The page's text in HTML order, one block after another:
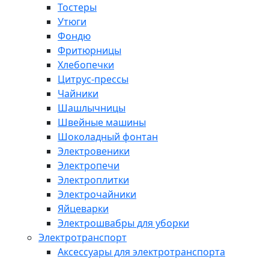
Тостеры
Утюги
Фондю
Фритюрницы
Хлебопечки
Цитрус-прессы
Чайники
Шашлычницы
Швейные машины
Шоколадный фонтан
Электровеники
Электропечи
Электроплитки
Электрочайники
Яйцеварки
Электрошвабры для уборки
Электротранспорт
Аксессуары для электротранспорта